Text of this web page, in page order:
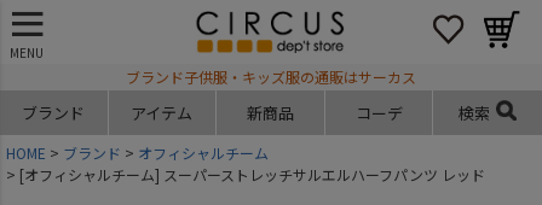
MENU
ブランド子供服・キッズ服の通販はサーカス
ブランド アイテム 新商品 コーデ 検索
HOME ブランド
オフィシャルチーム
[オフィシャルチーム] スーパーストレッチサルエルハーフパンツ レッド